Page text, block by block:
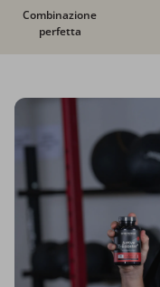
Combinazione
perfetta